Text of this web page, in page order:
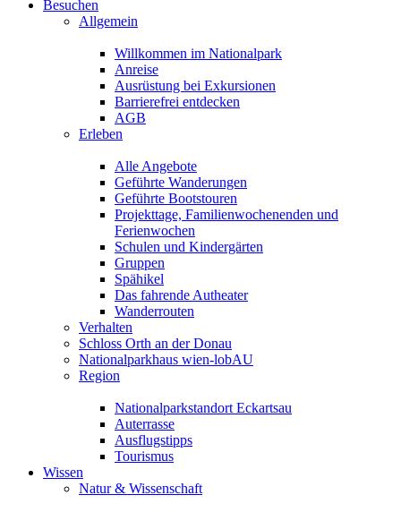
Besuchen
Allgemein
Willkommen im Nationalpark
Anreise
Ausrüstung bei Exkursionen
Barrierefrei entdecken
AGB
Erleben
Alle Angebote
Geführte Wanderungen
Geführte Bootstouren
Projekttage, Familienwochenenden und
Ferienwochen
Schulen und Kindergärten
Gruppen
Spähikel
Das fahrende Autheater
Wanderrouten
Verhalten
Schloss Orth an der Donau
Nationalparkhaus wien-lobAU
Region
Nationalparkstandort Eckartsau
Auterrasse
Ausflugstipps
Tourismus
Wissen
Natur & Wissenschaft